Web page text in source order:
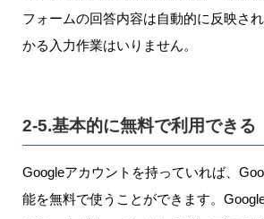
フォームの回答内容は自動的に反映さ
かる入力作業はいりません。
2-5.基本的に無料で利用できる
Googleアカウントを持っていれば、
能を無料で使うことができます。